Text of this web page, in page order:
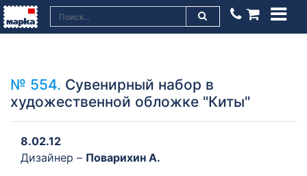
№ 554. Сувенирный набор в
художественной обложке "Киты"
8.02.12
Дизайнер – Поварихин А.